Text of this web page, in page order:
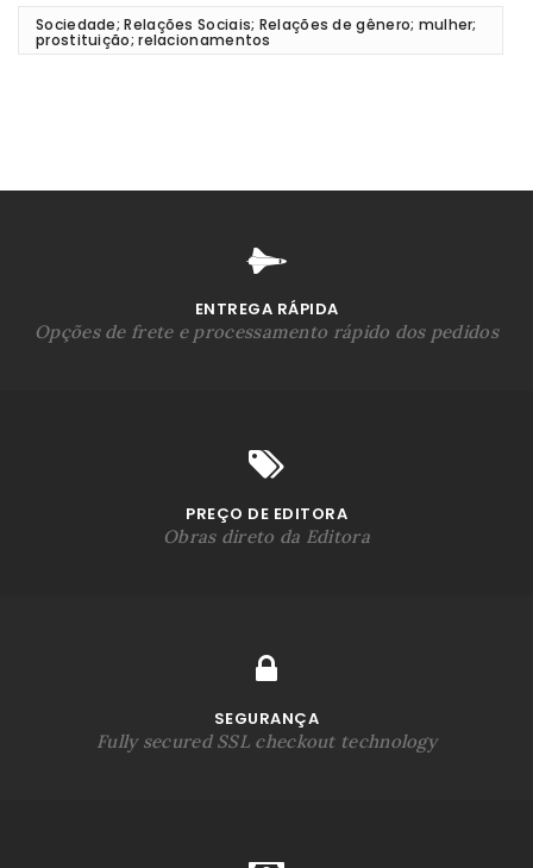
Sociedade; Relações Sociais; Relações de gênero; mulher;
prostituição; relacionamentos
ENTREGA RÁPIDA
Opções de frete e processamento rápido dos pedidos
PREÇO DE EDITORA
Obras direto da Editora
SEGURANÇA
Fully secured SSL checkout technology